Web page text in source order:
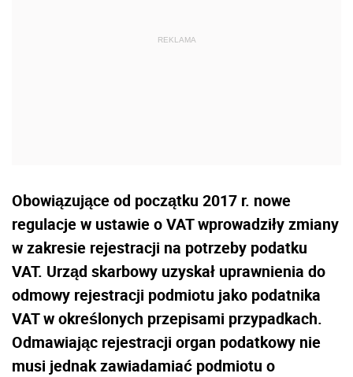
Obowiązujące od początku 2017 r. nowe
regulacje w ustawie o VAT wprowadziły zmiany
w zakresie rejestracji na potrzeby podatku
VAT. Urząd skarbowy uzyskał uprawnienia do
odmowy rejestracji podmiotu jako podatnika
VAT w określonych przepisami przypadkach.
Odmawiając rejestracji organ podatkowy nie
musi jednak zawiadamiać podmiotu o